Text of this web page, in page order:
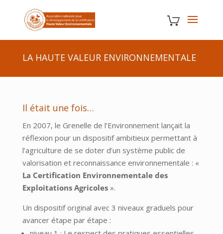
LA HAUTE VALEUR ENVIRONNEMENTALE
Il était une fois…
En 2007, le Grenelle de l’Environnement lançait la
réflexion pour un dispositif ambitieux permettant à
l’agriculture de se doter d’un système public de
valorisation et reconnaissance environnementale : «
La Certification Environnementale des
Exploitations Agricoles ».
Un dispositif original avec 3 niveaux graduels pour
avancer étape par étape :